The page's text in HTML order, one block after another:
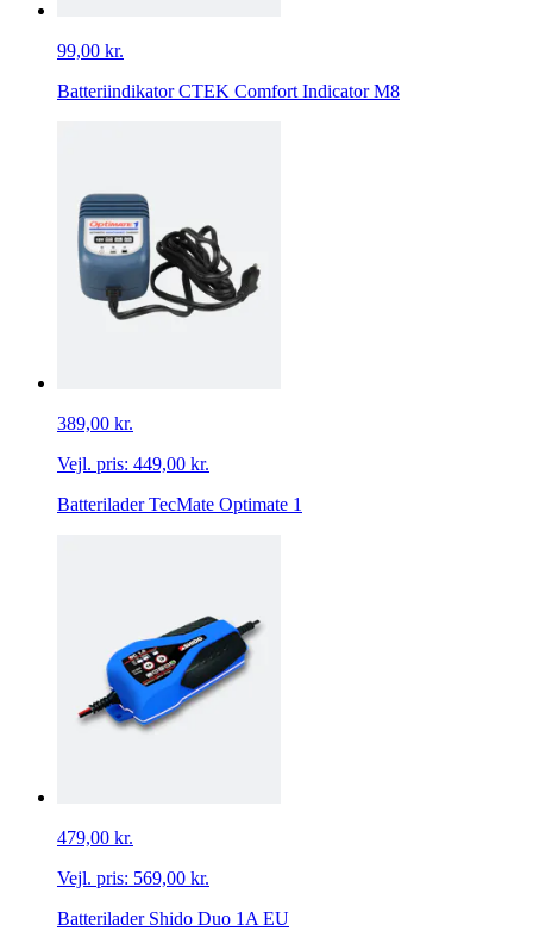
99,00 kr.
Batteriindikator CTEK Comfort Indicator M8
389,00 kr.
Vejl. pris: 449,00 kr.
Batterilader TecMate Optimate 1
479,00 kr.
Vejl. pris: 569,00 kr.
Batterilader Shido Duo 1A EU